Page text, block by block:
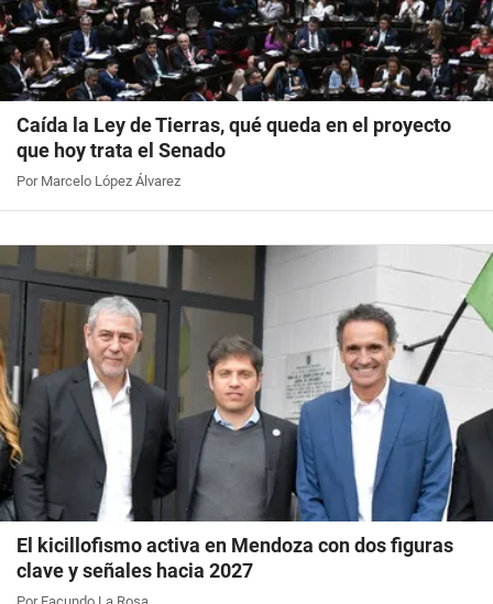
Caída la Ley de Tierras, qué queda en el proyecto
que hoy trata el Senado
Por Marcelo López Álvarez
El kicillofismo activa en Mendoza con dos figuras
clave y señales hacia 2027